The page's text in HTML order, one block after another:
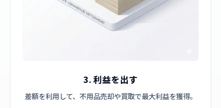
3. 利益を出す
差額を利用して、不用品売却や買取で最大利益を獲得。